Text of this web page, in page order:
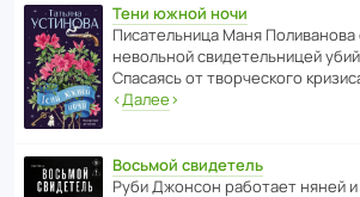
Тени южной ночи
Писа­тель­ница Маня Поли­ва­нова
невольной свиде­тель­ницей
Спасаясь от твор­че­с­кого
‹Далее›
Восьмой свидетель
Руби Джонсон рабо­тает няней